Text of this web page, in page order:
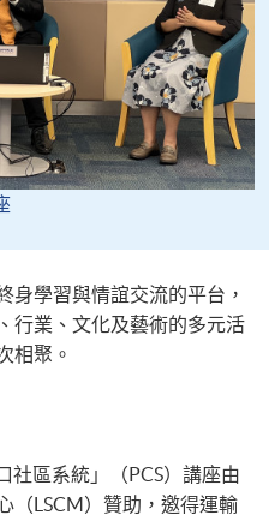
身學習與情誼交流的平台，
行業、文化及藝術的多元活
相聚。​
社區系統」（PCS）講座由
（LSCM）贊助，邀得運輸